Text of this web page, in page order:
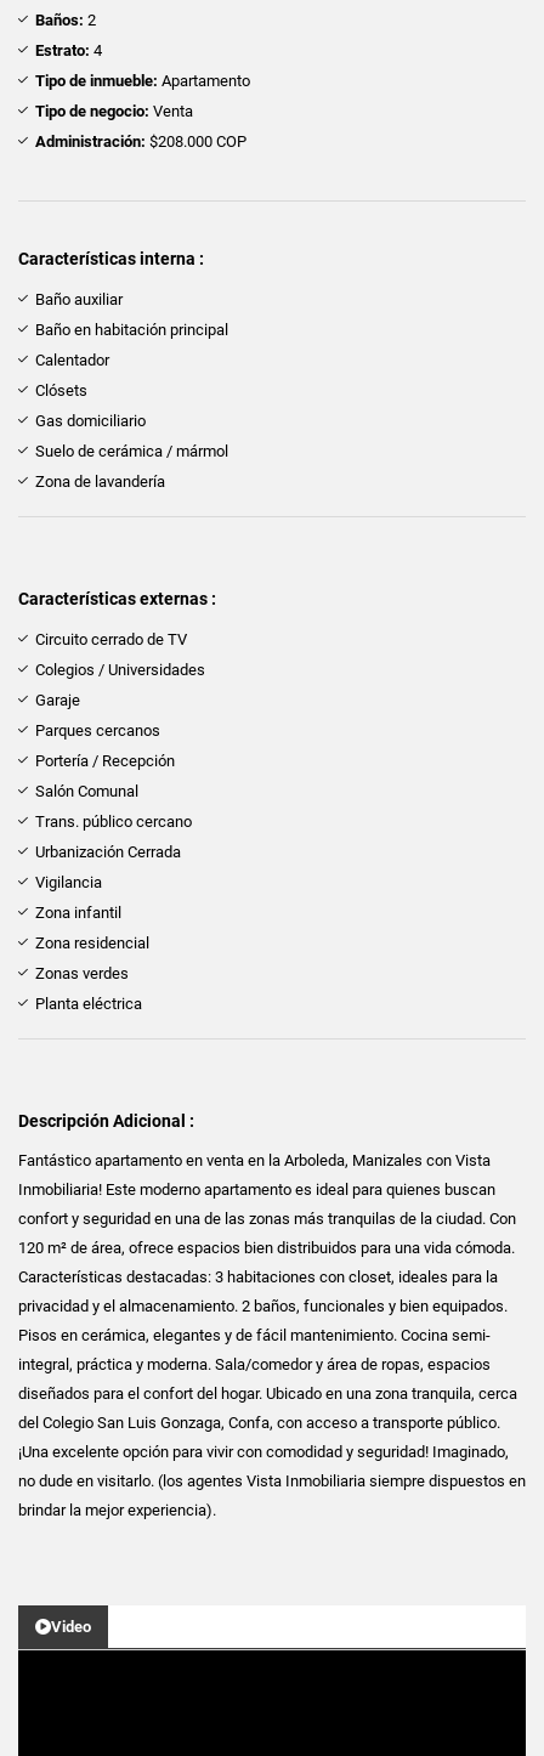
Baños: 2
Estrato: 4
Tipo de inmueble: Apartamento
Tipo de negocio: Venta
Administración: $208.000 COP
Características interna :
Baño auxiliar
Baño en habitación principal
Calentador
Clósets
Gas domiciliario
Suelo de cerámica / mármol
Zona de lavandería
Características externas :
Circuito cerrado de TV
Colegios / Universidades
Garaje
Parques cercanos
Portería / Recepción
Salón Comunal
Trans. público cercano
Urbanización Cerrada
Vigilancia
Zona infantil
Zona residencial
Zonas verdes
Planta eléctrica
Descripción Adicional :
Fantástico apartamento en venta en la Arboleda, Manizales con Vista
Inmobiliaria! Este moderno apartamento es ideal para quienes buscan
confort y seguridad en una de las zonas más tranquilas de la ciudad. Con
120 m² de área, ofrece espacios bien distribuidos para una vida cómoda.
Características destacadas: 3 habitaciones con closet, ideales para la
privacidad y el almacenamiento. 2 baños, funcionales y bien equipados.
Pisos en cerámica, elegantes y de fácil mantenimiento. Cocina semi-
integral, práctica y moderna. Sala/comedor y área de ropas, espacios
diseñados para el confort del hogar. Ubicado en una zona tranquila, cerca
del Colegio San Luis Gonzaga, Confa, con acceso a transporte público.
¡Una excelente opción para vivir con comodidad y seguridad! Imaginado,
no dude en visitarlo. (los agentes Vista Inmobiliaria siempre dispuestos en
brindar la mejor experiencia).
Video